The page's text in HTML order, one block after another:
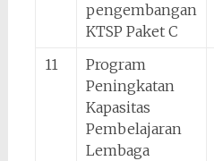
pengembangan
KTSP Paket C
11
Program
Peningkatan
Kapasitas
Pembelajaran
Lembaga